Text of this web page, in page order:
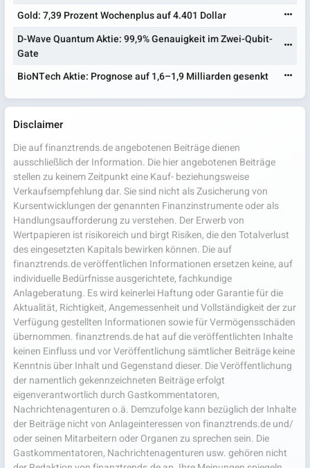
Gold: 7,39 Prozent Wochenplus auf 4.401 Dollar
D-Wave Quantum Aktie: 99,9% Genauigkeit im Zwei-Qubit-
Gate
BioNTech Aktie: Prognose auf 1,6–1,9 Milliarden gesenkt
Disclaimer
Die auf finanztrends.de angebotenen Beiträge dienen
ausschließlich der Information. Die hier angebotenen Beiträge
stellen zu keinem Zeitpunkt eine Kauf- beziehungsweise
Verkaufsempfehlung dar. Sie sind nicht als Zusicherung von
Kursentwicklungen der genannten Finanzinstrumente oder als
Handlungsaufforderung zu verstehen. Der Erwerb von
Wertpapieren ist risikoreich und birgt Risiken, die den Totalverlust
des eingesetzten Kapitals bewirken können. Die auf
finanztrends.de veröffentlichen Informationen ersetzen keine, auf
individuelle Bedürfnisse ausgerichtete, fachkundige
Anlageberatung. Es wird keinerlei Haftung oder Garantie für die
Aktualität, Richtigkeit, Angemessenheit und Vollständigkeit der zur
Verfügung gestellten Informationen sowie für Vermögensschäden
übernommen. finanztrends.de hat auf die veröffentlichten Inhalte
keinen Einfluss und vor Veröffentlichung sämtlicher Beiträge keine
Kenntnis über Inhalt und Gegenstand dieser. Die Veröffentlichung
der namentlich gekennzeichneten Beiträge erfolgt
eigenverantwortlich durch Gastkommentatoren,
Nachrichtenagenturen o.ä. Demzufolge kann bezüglich der Inhalte
der Beiträge nicht von Anlageinteressen von finanztrends.de und/
oder seinen Mitarbeitern oder Organen zu sprechen sein. Die
Gastkommentatoren, Nachrichtenagenturen usw. gehören nicht